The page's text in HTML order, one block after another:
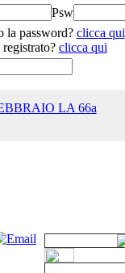
Psw
la password? clicca qui
clicca qui
LA 66a